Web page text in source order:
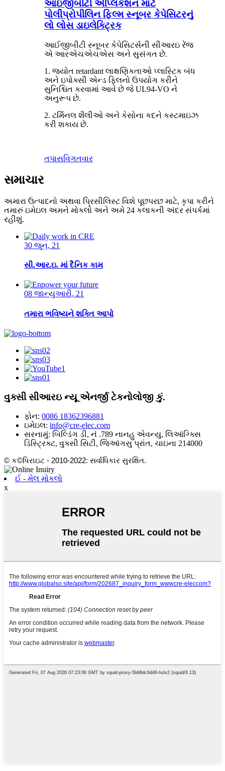
આઇજીબીટી એપ્લિકેશન માટે
પોલીપ્રોપીલિન ફિલ્મ સ્નૂબર કેપેસિટરનું
લો લોસ ડાઇલેક્ટ્રિક
આઈજીબીટી સ્નૂબર કેપેસિટર્સની સીઆરઇ રેંજ
એ આરએચએચએસ અને સુસંગત છે.
1. જ્યોત retardant લાક્ષણિકતાઓ પ્લાસ્ટિક બંધ
અને ઇપોક્સી એન્ડ ફિલનો ઉપયોગ કરીને
સુનિશ્ચિત કરવામાં આવે છે જે UL94-VO ને
અનુરૂપ છે.
2. ટર્મિનલ શૈલીઓ અને કેસોના કદને કસ્ટમાઇઝ
કરી શકાય છે.
તપાસવિગતવાર
સમાચાર
અમારા ઉત્પાદનો અથવા પ્રિસીલિસ્ટ વિશે પૂછપરછ માટે, કૃપા કરીને
તમારું ઇમેઇલ અમને મોકલો અને અમે 24 કલાકની અંદર સંપર્કમાં
રહીશું.
30 જૂન, 21
સી.આર.ઇ. માં દૈનિક કામ
08 જાન્યુઆરી, 21
તમારા ભવિષ્યને શક્તિ આપો
વુક્સી સીઆરઇ ન્યૂ એનર્જી ટેકનોલોજી કું.
ફોન: 0086 18362396881
ઇમેઇલ: info@cre-elec.com
સરનામું: બિલ્ડિંગ ડી, નં .789 નાનહુ એવન્યુ, લિઆંગ્ક્સિ
ડિસ્ટ્રિક્ટ, વુક્સી સિટી, જિઆંગસુ પ્રાંત, ચાઇના 214000
© ક©પિરાઇટ - 2010-2022: સર્વાધિકાર સુરક્ષિત.
ઈ - મેલ મોકલો
x